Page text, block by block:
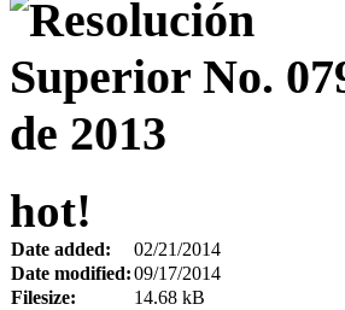
hot!
Date added:
02/21/2014
Date modified:09/17/2014
Filesize:
14.68 kB